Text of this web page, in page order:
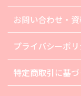
お問い合わせ・
プライバシーポリ
特定商取引に基